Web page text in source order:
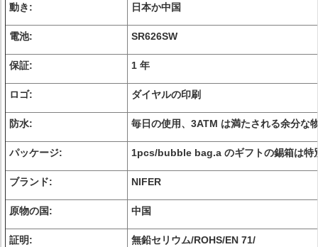
動き: 日本か中国
電池: SR626SW
保証: 1 年
ロゴ: ダイヤルの印刷
防水: 毎日の使用、3ATM は満たされる余分な
パッケージ: 1pcs/bubble bag.a のギフトの錫箱は特
ブランド: NIFER
原物の国: 中国
証明: 無鉛セリウム/ROHS/EN 71/